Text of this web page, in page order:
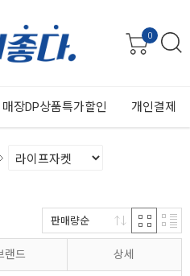
0
매장DP상품특가할인 개인결제
랜드 상세
판매량순